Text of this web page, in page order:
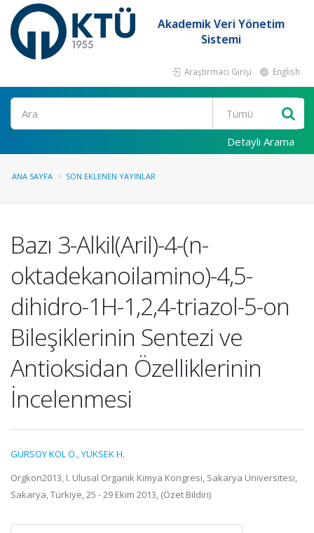
Akademik Veri Yönetim
Sistemi
Araştırmacı Girişi English
Ara
Detaylı Arama
ANA SAYFA SON EKLENEN YAYINLAR
Bazı 3-Alkil(Aril)-4-(n-
oktadekanoilamino)-4,5-
dihidro-1H-1,2,4-triazol-5-on
Bileşiklerinin Sentezi ve
Antioksidan Özelliklerinin
İncelenmesi
GÜRSOY KOL Ö.,YÜKSEK H.
Orgkon2013, I. Ulusal Organik Kimya Kongresi, Sakarya Üniversitesi,
Sakarya, Türkiye, 25 - 29 Ekim 2013, (Özet Bildiri)